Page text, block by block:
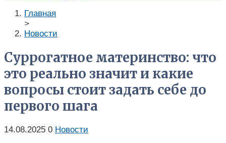
Главная
>
Новости
Суррогатное материнство: что
это реально значит и какие
вопросы стоит задать себе до
первого шага
14.08.2025 0 Новости